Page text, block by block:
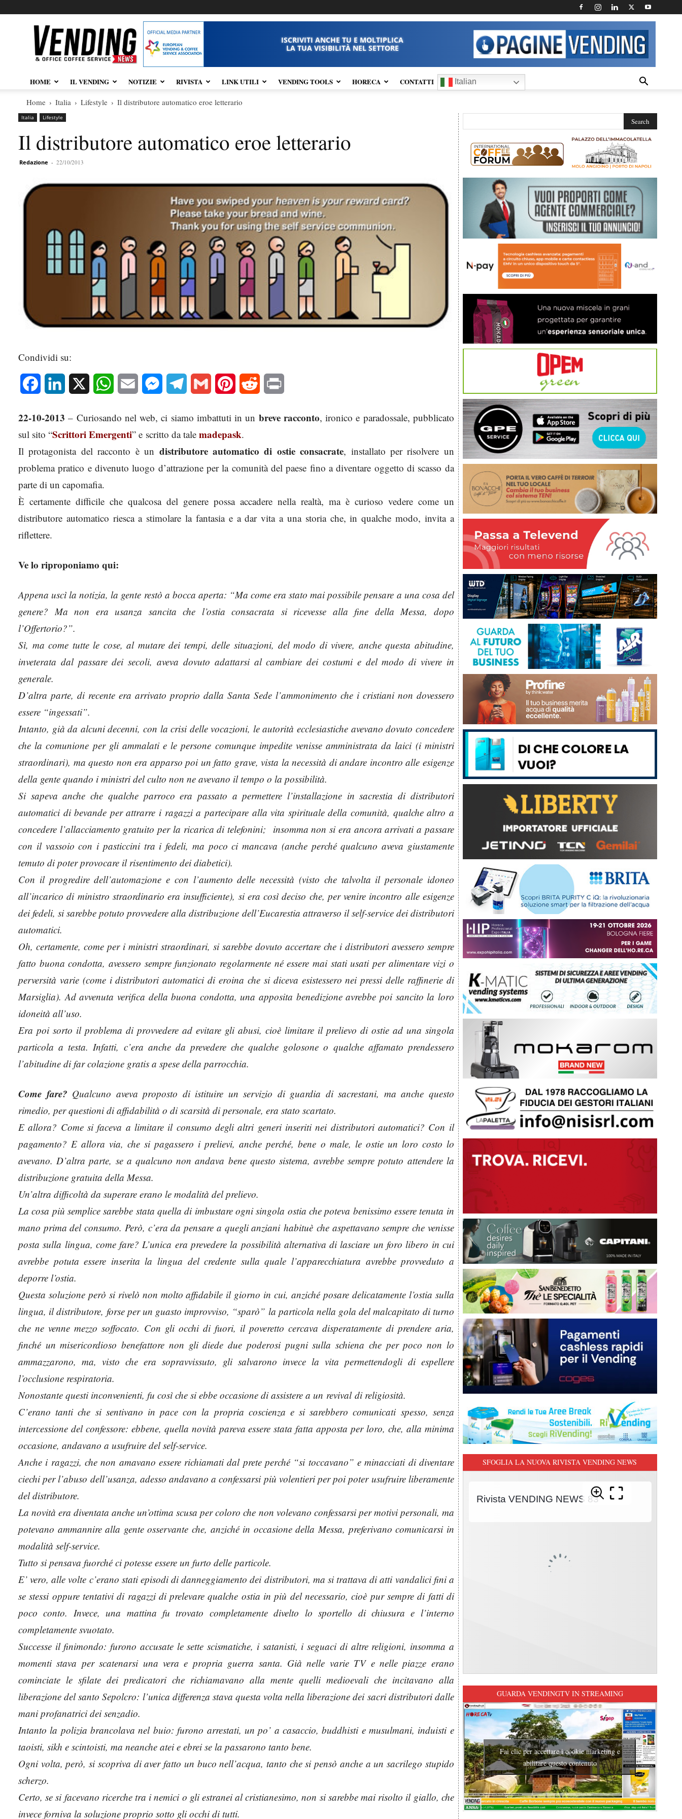
Vendingnews.it
ISCRIVITI ANCHE TU E MOLTIPLICA
LA TUA VISIBILITÀ NEL SETTORE
HOME IL VENDING NOTIZIE RIVISTA LINK UTILI VENDING TOOLS HORECA CONTATTI Italian
Home Italia Lifestyle Il distributore automatico eroe letterario
Italia Lifestyle
Il distributore automatico eroe letterario
Redazione - 22/10/2013
Condividi su:
Facebook LinkedIn WhatsAppEmail MessengerTelegram Gmail Pinterest Reddit
22-10-2013 – Curiosando nel web, ci siamo imbattuti in un breve racconto, ironico e paradossale, pubblicato
sul sito “Scrittori Emergenti” e scritto da tale madepask.
Il protagonista del racconto è un distributore automatico di ostie consacrate, installato per risolvere un
problema pratico e divenuto luogo d’attrazione per la comunità del paese fino a diventare oggetto di scasso da
parte di un capomafia.
È certamente difficile che qualcosa del genere possa accadere nella realtà, ma è curioso vedere come un
distributore automatico riesca a stimolare la fantasia e a dar vita a una storia che, in qualche modo, invita a
riflettere.
Ve lo riproponiamo qui:
Appena uscì la notizia, la gente restò a bocca aperta: “Ma come era stato mai possibile pensare a una cosa del
genere? Ma non era usanza sancita che l’ostia consacrata si ricevesse alla fine della Messa, dopo
l’Offertorio?”.
Sì, ma come tutte le cose, al mutare dei tempi, delle situazioni, del modo di vivere, anche questa abitudine,
inveterata dal passare dei secoli, aveva dovuto adattarsi al cambiare dei costumi e del modo di vivere in
generale.
D’altra parte, di recente era arrivato proprio dalla Santa Sede l’ammonimento che i cristiani non dovessero
essere “ingessati”.
Intanto, già da alcuni decenni, con la crisi delle vocazioni, le autorità ecclesiastiche avevano dovuto concedere
che la comunione per gli ammalati e le persone comunque impedite venisse amministrata da laici (i ministri
straordinari), ma questo non era apparso poi un fatto grave, vista la necessità di andare incontro alle esigenze
della gente quando i ministri del culto non ne avevano il tempo o la possibilità.
Si sapeva anche che qualche parroco era passato a permettere l’installazione in sacrestia di distributori
automatici di bevande per attrarre i ragazzi a partecipare alla vita spirituale della comunità, qualche altro a
concedere l’allacciamento gratuito per la ricarica di telefonini; insomma non si era ancora arrivati a passare
con il vassoio con i pasticcini tra i fedeli, ma poco ci mancava (anche perché qualcuno aveva giustamente
temuto di poter provocare il risentimento dei diabetici).
Con il progredire dell’automazione e con l’aumento delle necessità (visto che talvolta il personale idoneo
all’incarico di ministro straordinario era insufficiente), si era così deciso che, per venire incontro alle esigenze
dei fedeli, si sarebbe potuto provvedere alla distribuzione dell’Eucarestia attraverso il self-service dei distributori
automatici.
Oh, certamente, come per i ministri straordinari, si sarebbe dovuto accertare che i distributori avessero sempre
fatto buona condotta, avessero sempre funzionato regolarmente né essere mai stati usati per alimentare vizi o
perversità varie (come i distributori automatici di eroina che si diceva esistessero nei pressi delle raffinerie di
Marsiglia). Ad avvenuta verifica della buona condotta, una apposita benedizione avrebbe poi sancito la loro
idoneità all’uso.
Era poi sorto il problema di provvedere ad evitare gli abusi, cioè limitare il prelievo di ostie ad una singola
particola a testa. Infatti, c’era anche da prevedere che qualche golosone o qualche affamato prendessero
l’abitudine di far colazione gratis a spese della parrocchia.
Come fare? Qualcuno aveva proposto di istituire un servizio di guardia di sacrestani, ma anche questo
rimedio, per questioni di affidabilità o di scarsità di personale, era stato scartato.
E allora? Come si faceva a limitare il consumo degli altri generi inseriti nei distributori automatici? Con il
pagamento? E allora via, che si pagassero i prelievi, anche perché, bene o male, le ostie un loro costo lo
avevano. D’altra parte, se a qualcuno non andava bene questo sistema, avrebbe sempre potuto attendere la
distribuzione gratuita della Messa.
Un’altra difficoltà da superare erano le modalità del prelievo.
La cosa più semplice sarebbe stata quella di imbustare ogni singola ostia che poteva benissimo essere tenuta in
mano prima del consumo. Però, c’era da pensare a quegli anziani habituè che aspettavano sempre che venisse
posta sulla lingua, come fare? L’unica era prevedere la possibilità alternativa di lasciare un foro libero in cui
avrebbe potuta essere inserita la lingua del credente sulla quale l’apparecchiatura avrebbe provveduto a
deporre l’ostia.
Questa soluzione però si rivelò non molto affidabile il giorno in cui, anziché posare delicatamente l’ostia sulla
lingua, il distributore, forse per un guasto improvviso, “sparò” la particola nella gola del malcapitato di turno
che ne venne mezzo soffocato. Con gli occhi di fuori, il poveretto cercava disperatamente di prendere aria,
finché un misericordioso benefattore non gli diede due poderosi pugni sulla schiena che per poco non lo
ammazzarono, ma, visto che era sopravvissuto, gli salvarono invece la vita permettendogli di espellere
l’occlusione respiratoria.
Nonostante questi inconvenienti, fu così che si ebbe occasione di assistere a un revival di religiosità.
C’erano tanti che si sentivano in pace con la propria coscienza e si sarebbero comunicati spesso, senza
intercessione del confessore: ebbene, quella novità pareva essere stata fatta apposta per loro, che, alla minima
occasione, andavano a usufruire del self-service.
Anche i ragazzi, che non amavano essere richiamati dal prete perché “si toccavano” e minacciati di diventare
ciechi per l’abuso dell’usanza, adesso andavano a confessarsi più volentieri per poi poter usufruire liberamente
del distributore.
La novità era diventata anche un’ottima scusa per coloro che non volevano confessarsi per motivi personali, ma
potevano ammannire alla gente osservante che, anziché in occasione della Messa, preferivano comunicarsi in
modalità self-service.
Tutto si pensava fuorché ci potesse essere un furto delle particole.
E’ vero, alle volte c’erano stati episodi di danneggiamento dei distributori, ma si trattava di atti vandalici fini a
se stessi oppure tentativi di ragazzi di prelevare qualche ostia in più del necessario, cioè pur sempre di fatti di
poco conto. Invece, una mattina fu trovato completamente divelto lo sportello di chiusura e l’interno
completamente svuotato.
Successe il finimondo: furono accusate le sette scismatiche, i satanisti, i seguaci di altre religioni, insomma a
momenti stava per scatenarsi una vera e propria guerra santa. Già nelle varie TV e nelle piazze erano
cominciate le sfilate dei predicatori che richiamavano alla mente quelli medioevali che incitavano alla
liberazione del santo Sepolcro: l’unica differenza stava questa volta nella liberazione dei sacri distributori dalle
mani profanatrici dei senzadio.
Intanto la polizia brancolava nel buio: furono arrestati, un po’ a casaccio, buddhisti e musulmani, induisti e
taoisti, sikh e scintoisti, ma neanche atei e ebrei se la passarono tanto bene.
Ogni volta, però, si scopriva di aver fatto un buco nell’acqua, tanto che si pensò anche a un sacrilego stupido
scherzo.
Certo, se si facevano ricerche tra i nemici o gli estranei al cristianesimo, non si sarebbe mai risolto il giallo, che
invece forniva la soluzione proprio sotto gli occhi di tutti.
SFOGLIA LA NUOVA RIVISTA VENDING NEWS
GUARDA VENDINGTV IN STREAMING
Fai clic per accettare i cookie marketing e
abilitare questo contenuto